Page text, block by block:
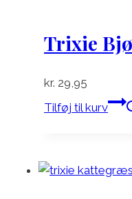
Trixie
kr. 29,95
Tilføj til kurv